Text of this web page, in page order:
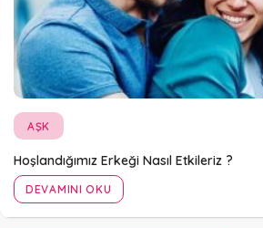
AŞK
Hoşlandığımız Erkeği Nasıl Etkileriz ?
DEVAMINI OKU